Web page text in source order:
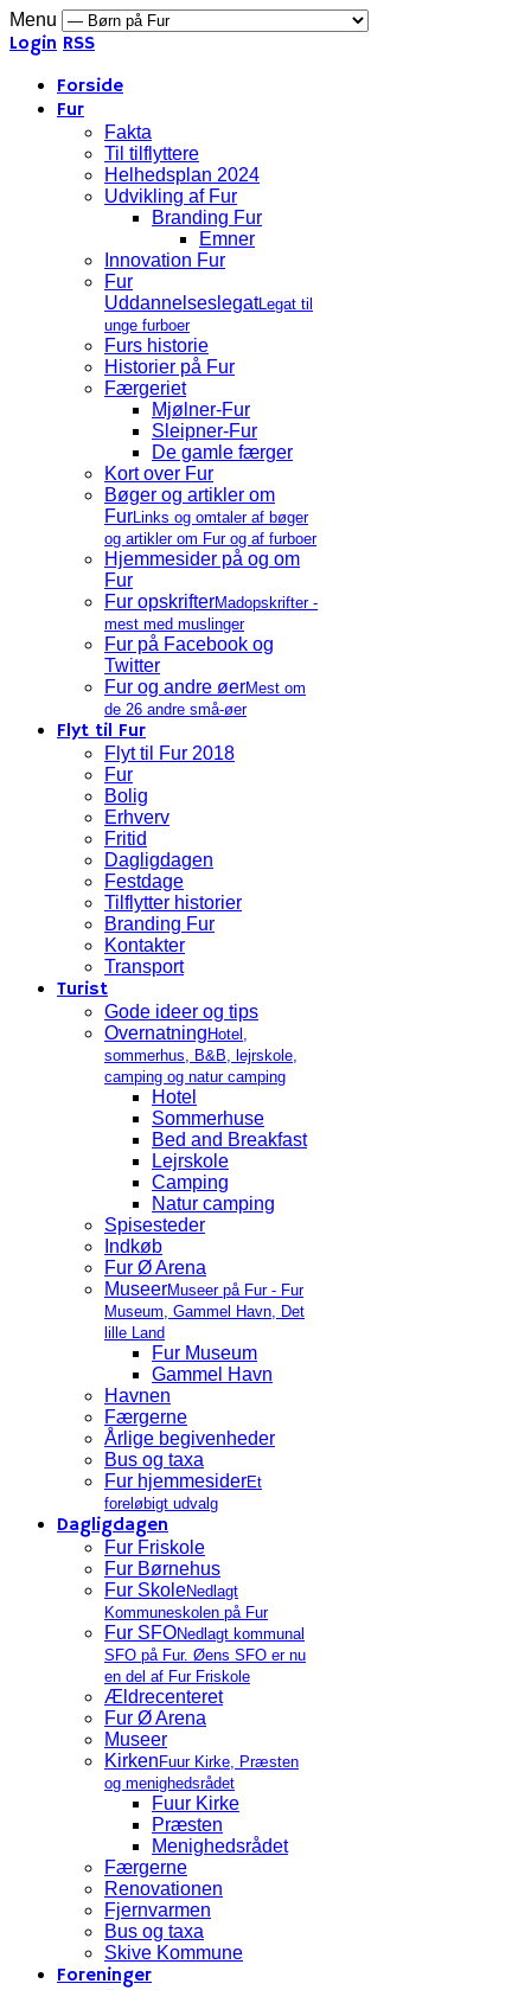
Menu
Login RSS
Forside
Fur
Fakta
Til tilflyttere
Helhedsplan 2024
Udvikling af Fur
Branding Fur
Emner
Innovation Fur
Fur
UddannelseslegatLegat til
unge furboer
Furs historie
Historier på Fur
Færgeriet
Mjølner-Fur
Sleipner-Fur
De gamle færger
Kort over Fur
Bøger og artikler om
FurLinks og omtaler af bøger
og artikler om Fur og af furboer
Hjemmesider på og om
Fur
Fur opskrifterMadopskrifter -
mest med muslinger
Fur på Facebook og
Twitter
Fur og andre øerMest om
de 26 andre små-øer
Flyt til Fur
Flyt til Fur 2018
Fur
Bolig
Erhverv
Fritid
Dagligdagen
Festdage
Tilflytter historier
Branding Fur
Kontakter
Transport
Turist
Gode ideer og tips
Overnatning Hotel,
sommerhus, B&B, lejrskole,
camping og natur camping
Hotel
Sommerhuse
Bed and Breakfast
Lejrskole
Camping
Natur camping
Spisesteder
Indkøb
Fur Ø Arena
MuseerMuseer på Fur - Fur
Museum, Gammel Havn, Det
lille Land
Fur Museum
Gammel Havn
Havnen
Færgerne
Årlige begivenheder
Bus og taxa
Fur hjemmesiderEt
foreløbigt udvalg
Dagligdagen
Fur Friskole
Fur Børnehus
Fur SkoleNedlagt
Kommuneskolen på Fur
Fur SFONedlagt kommunal
SFO på Fur. Øens SFO er nu
en del af Fur Friskole
Ældrecenteret
Fur Ø Arena
Museer
Kirken Fuur Kirke, Præsten
og menighedsrådet
Fuur Kirke
Præsten
Menighedsrådet
Færgerne
Renovationen
Fjernvarmen
Bus og taxa
Skive Kommune
Foreninger